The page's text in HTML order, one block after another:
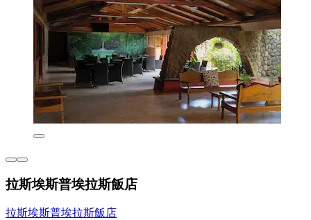
拉斯埃斯普埃拉斯飯店
拉斯埃斯普埃拉斯飯店